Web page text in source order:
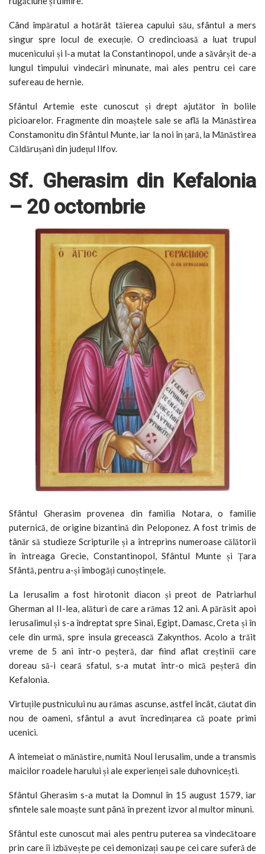
Când împăratul a hotărât tăierea capului său, sfântul a mers
singur spre locul de execuție. O credincioasă a luat trupul
mucenicului și l-a mutat la Constantinopol, unde a săvârșit de-a
lungul timpului vindecări minunate, mai ales pentru cei care
sufereau de hernie.
Sfântul Artemie este cunoscut și drept ajutător în bolile
picioarelor. Fragmente din moaștele sale se află la Mănăstirea
Constamonitu din Sfântul Munte, iar la noi în țară, la Mănăstirea
Căldărușani din județul Ilfov.
Sf. Gherasim din Kefalonia
– 20 octombrie
Sfântul Gherasim provenea din familia Notara, o familie
puternică, de origine bizantină din Peloponez. A fost trimis de
tânăr să studieze Scripturile și a întreprins numeroase călătorii
în întreaga Grecie, Constantinopol, Sfântul Munte și Țara
Sfântă, pentru a-și îmbogăți cunoștințele.
La Ierusalim a fost hirotonit diacon și preot de Patriarhul
Gherman al II-lea, alături de care a rămas 12 ani. A părăsit apoi
Ierusalimul și s-a îndreptat spre Sinai, Egipt, Damasc, Creta și în
cele din urmă, spre insula grecească Zakynthos. Acolo a trăit
vreme de 5 ani într-o peșteră, dar fiind aflat creștinii care
doreau să-i ceară sfatul, s-a mutat într-o mică peșteră din
Kefalonia.
Virtuțile pustnicului nu au rămas ascunse, astfel încât, căutat din
nou de oameni, sfântul a avut încredințarea că poate primi
ucenici.
A întemeiat o mănăstire, numită Noul Ierusalim, unde a transmis
maicilor roadele harului și ale experienței sale duhovnicești.
Sfântul Gherasim s-a mutat la Domnul în 15 august 1579, iar
sfintele sale moaște sunt până în prezent izvor al multor minuni.
Sfântul este cunoscut mai ales pentru puterea sa vindecătoare
prin care îi izbăvește pe cei demonizați sau pe cei care suferă de